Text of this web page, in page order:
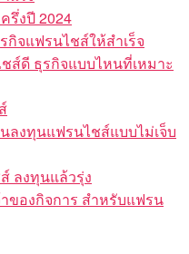
รึ่งปี 2024
กิจแฟรนไชส์ให้สำเร็จ
ส์ดี ธุรกิจแบบไหนที่เหมาะ
งทุนแฟรนไชส์แบบไม่เจ็บ
ลงทุนแล้วรุ่ง
ของกิจการ สำหรับแฟรน